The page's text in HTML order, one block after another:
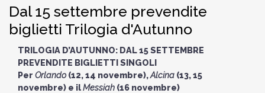
Dal 15 settembre prevendite
biglietti Trilogia d'Autunno
TRILOGIA D’AUTUNNO: DAL 15 SETTEMBRE
PREVENDITE BIGLIETTI SINGOLI
Per Orlando(12, 14 novembre),Alcina (13, 15
novembre) e ilMessiah (16 novembre)